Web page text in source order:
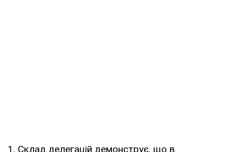
1. Склад делегацій демонструє, що в